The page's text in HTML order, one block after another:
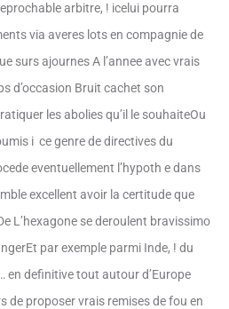
arbitre, ! icelui pourra
via averes lots en compagnie de
surs ajournes A l’annee avec vrais
d’occasion Bruit cachet son
les abolies qu’il le souhaiteOu
i ce genre de directives du
eventuellement l’hypoth e dans
excellent avoir la certitude que
L’hexagone se deroulent bravissimo
par exemple parmi Inde, ! du
en definitive tout autour d’Europe
de proposer vrais remises de fou en